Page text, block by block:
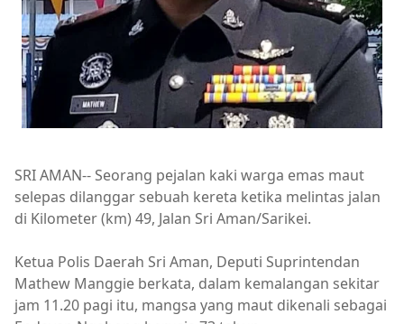
SRI AMAN-- Seorang pejalan kaki warga emas maut
selepas dilanggar sebuah kereta ketika melintas jalan
di Kilometer (km) 49, Jalan Sri Aman/Sarikei.
Ketua Polis Daerah Sri Aman, Deputi Suprintendan
Mathew Manggie berkata, dalam kemalangan sekitar
jam 11.20 pagi itu, mangsa yang maut dikenali sebagai